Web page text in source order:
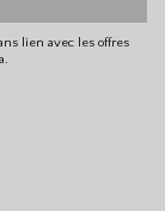
lien avec les offres